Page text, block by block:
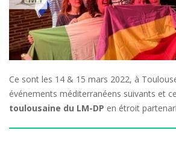
Ce sont les 14 & 15 mars 2022, à
événements méditerranéens suivants et
toulousaine du LM-DP en étroit